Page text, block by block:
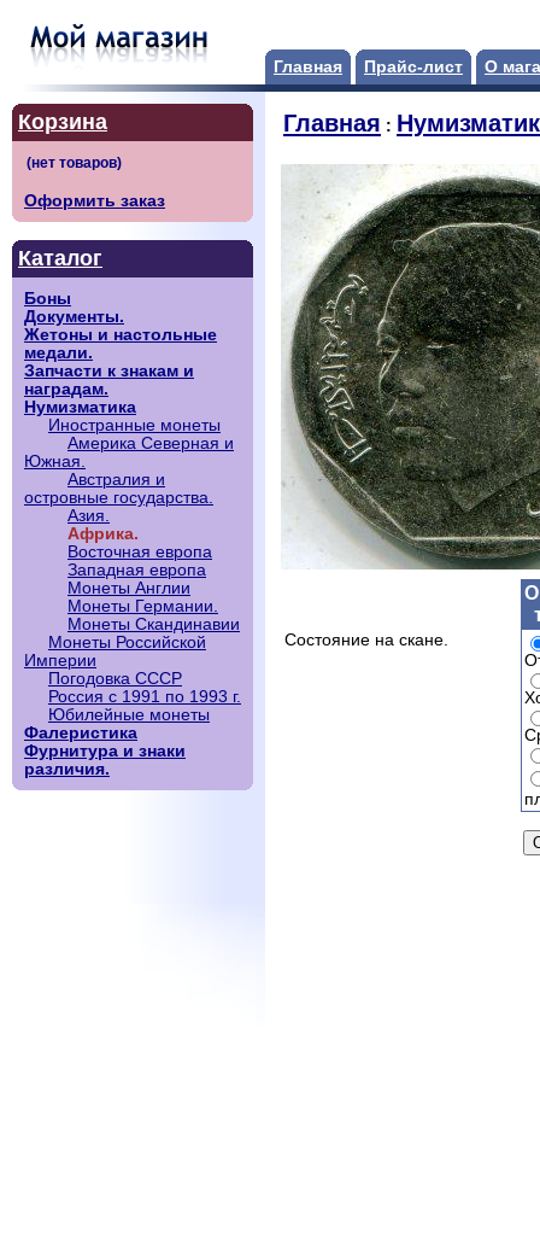
Главная Прайс-лист О
Корзина
Оформить заказ
Каталог
Боны
Документы.
Жетоны и настольные
медали.
Запчасти к знакам и
наградам.
Нумизматика
Иностранные монеты
Америка Северная и
Южная.
Австралия и
островные государства.
Азия.
Африка.
Восточная европа
Западная европа
Монеты Англии
Монеты Германии.
Монеты Скандинавии
Монеты Российской
Империи
Погодовка СССР
Россия с 1991 по 1993 г.
Юбилейные монеты
Фалеристика
Фурнитура и знаки
различия.
Главная :
Состояние на скане.